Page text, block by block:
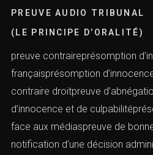
PREUVE AUDIO TRIBUNAL
(LE PRINCIPE D’ORALITÉ)
preuve contraireprésomption
françaisprésomption
contraire droitpreuve
d’innocence et de
face aux médiaspreuve de
notification d’une décision